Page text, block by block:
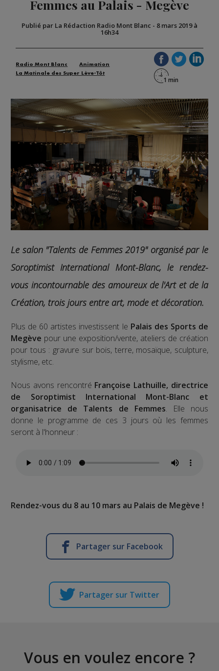
Femmes au Palais - Megève
Publié par La Rédaction Radio Mont Blanc - 8 mars 2019 à
16h34
Radio Mont Blanc
Animation
La Matinale des Super Lève-Tôt
Le salon "Talents de Femmes 2019" organisé par le
Soroptimist International Mont-Blanc, le rendez-
vous incontournable des amoureux de l'Art et de la
Création, trois jours entre art, mode et décoration.
Plus de 60 artistes investissent le Palais des Sports de
Megève pour une exposition/vente, ateliers de création
pour tous : gravure sur bois, terre, mosaïque, sculpture,
stylisme, etc.
Nous avons rencontré Françoise Lathuille, directrice
de Soroptimist International Mont-Blanc et
organisatrice de Talents de Femmes. Elle nous
donne le programme de ces 3 jours où les femmes
seront à l'honneur :
Rendez-vous du 8 au 10 mars au Palais de Megève !
Partager sur Facebook
Partager sur Twitter
Vous en voulez encore ?